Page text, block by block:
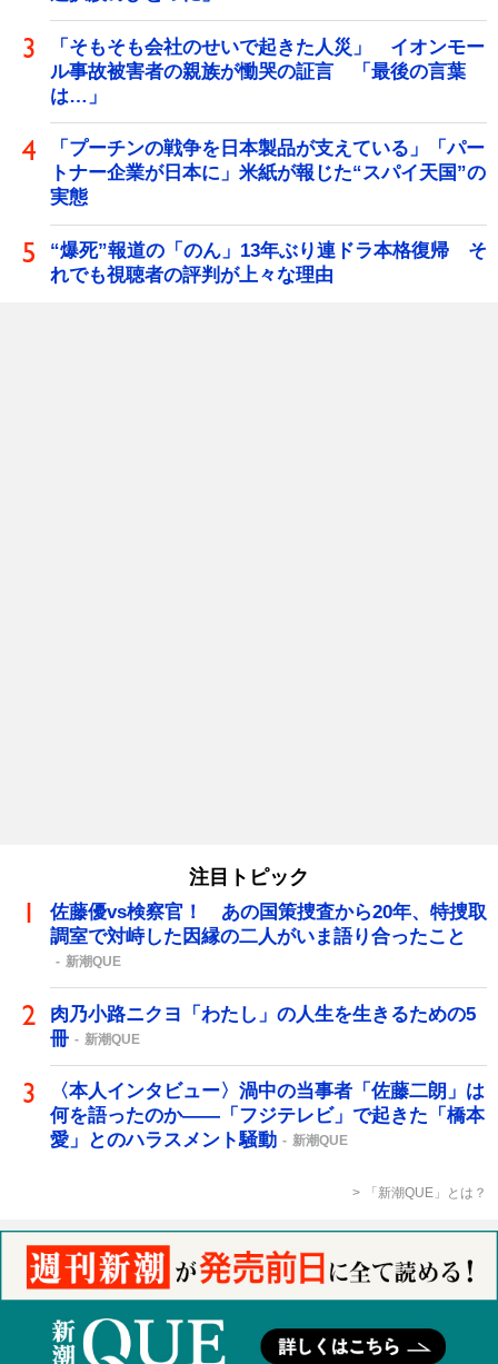
「そもそも会社のせいで起きた人災」 イオンモー
ル事故被害者の親族が慟哭の証言 「最後の言葉
は…」
「プーチンの戦争を日本製品が支えている」「パー
トナー企業が日本に」米紙が報じた“スパイ天国”の
実態
“爆死”報道の「のん」13年ぶり連ドラ本格復帰 そ
れでも視聴者の評判が上々な理由
注目トピック
佐藤優vs検察官！ あの国策捜査から20年、特捜取
調室で対峙した因縁の二人がいま語り合ったこと
新潮QUE
肉乃小路ニクヨ「わたし」の人生を生きるための5
冊
新潮QUE
〈本人インタビュー〉渦中の当事者「佐藤二朗」は
何を語ったのか――「フジテレビ」で起きた「橋本
愛」とのハラスメント騒動
新潮QUE
「新潮QUE」とは？